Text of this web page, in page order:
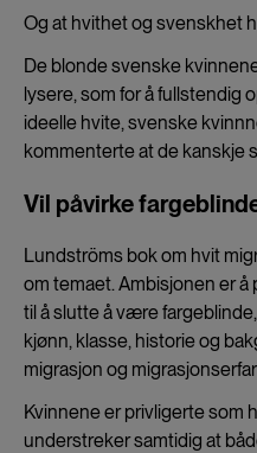
Og at hvithet og svenskhet
De blonde svenske
lysere, som for å fullstendig
ideelle hvite, svenske
kommenterte at de kanskje
Vil påvirke
Lundströms bok om hvit
om temaet. Ambisjonen er
til å slutte å være
kjønn, klasse, historie og
migrasjon og
Kvinnene er privligerte som
understreker samtidig at